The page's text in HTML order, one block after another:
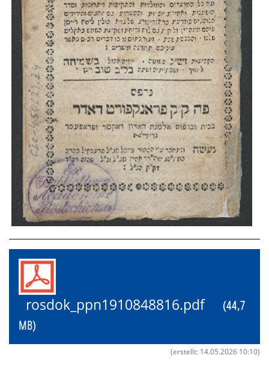
rosdok_ppn1910848816.pdf
(44,7
MB)
(erstellt: 14.05.2026 10:10)